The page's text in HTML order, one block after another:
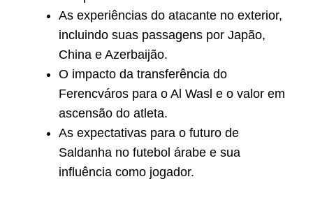
As experiências do atacante no exterior,
incluindo suas passagens por Japão,
China e Azerbaijão.
O impacto da transferência do
Ferencváros para o Al Wasl e o valor em
ascensão do atleta.
As expectativas para o futuro de
Saldanha no futebol árabe e sua
influência como jogador.